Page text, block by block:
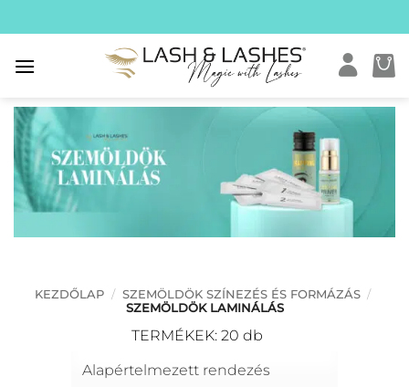
to
content
KEZDŐLAP / SZEMÖLDÖK SZÍNEZÉS ÉS FORMÁZÁS /
SZEMÖLDÖK LAMINÁLÁS
TERMÉKEK: 20 db